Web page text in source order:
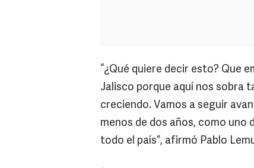
“¿Qué quiere decir esto? Que
Jalisco porque aquí nos sobra
creciendo. Vamos a seguir
menos de dos años, como uno
todo el país”, afirmó Pablo